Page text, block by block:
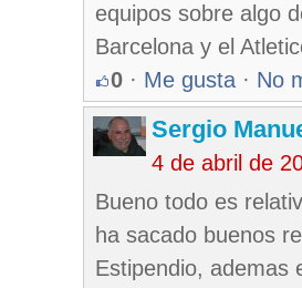
equipos sobre algo
Barcelona y el
0 · Me gusta · No
Sergio
4 de abril de
Bueno todo es
ha sacado buenos
Estipendio, ademas